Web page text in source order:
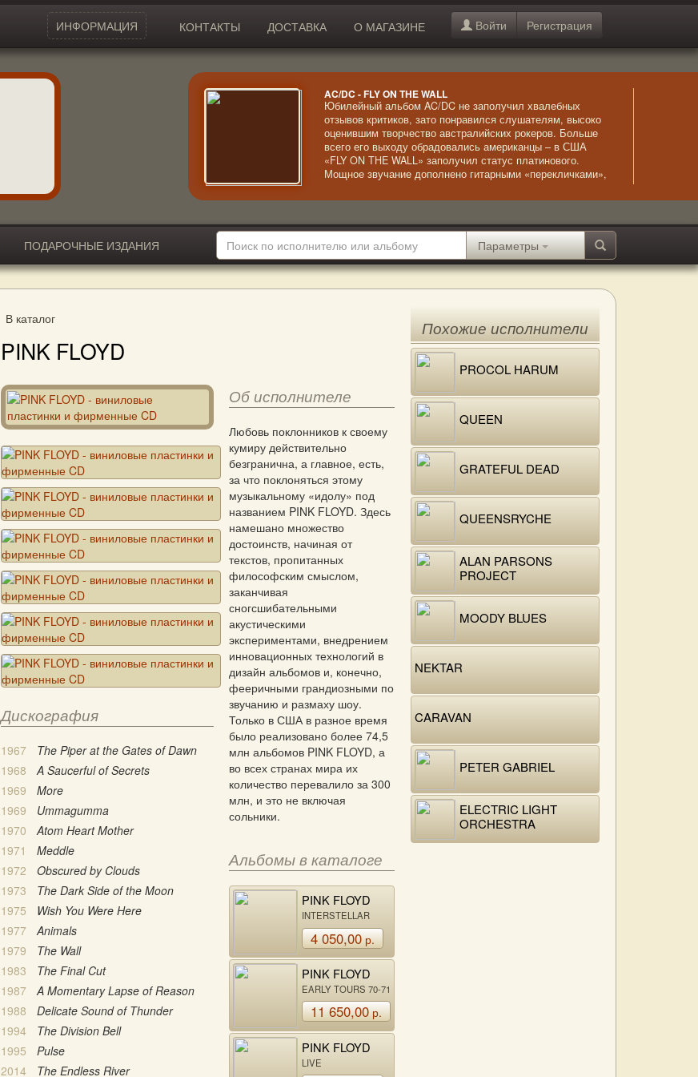
ИНФОРМАЦИЯ КОНТАКТЫ ДОСТАВКА О МАГАЗИНЕ Войти Регистрация
AC/DC - FLY ON THE WALL
Юбилейный альбом AC/DC не заполучил хвалебных
отзывов критиков, зато понравился слушателям, высоко
оценившим творчество австралийских рокеров. Больше
всего его выходу обрадовались американцы – в США
«FLY ON THE WALL» заполучил статус платинового.
Мощное звучание дополнено гитарными «перекличками»,
Эффектно и здорово!
ПОДАРОЧНЫЕ ИЗДАНИЯ
Параметры
В каталог
PINK FLOYD
Дискография
1967
The Piper at the Gates of Dawn
1968
A Saucerful of Secrets
1969
More
1969
Ummagumma
1970
Atom Heart Mother
1971
Meddle
1972
Obscured by Clouds
1973
The Dark Side of the Moon
1975
Wish You Were Here
1977
Animals
1979
The Wall
1983
The Final Cut
1987
A Momentary Lapse of Reason
1988
Delicate Sound of Thunder
1994
The Division Bell
1995
Pulse
2014
The Endless River
Об исполнителе
Любовь поклонников к своему
кумиру действительно
безгранична, а главное, есть,
за что поклоняться этому
музыкальному «идолу» под
названием PINK FLOYD. Здесь
намешано множество
достоинств, начиная от
текстов, пропитанных
философским смыслом,
заканчивая
сногсшибательными
акустическими
экспериментами, внедрением
инновационных технологий в
дизайн альбомов и, конечно,
фееричными грандиозными по
звучанию и размаху шоу.
Только в США в разное время
было реализовано более 74,5
млн альбомов PINK FLOYD, а
во всех странах мира их
количество перевалило за 300
млн, и это не включая
сольники.
Альбомы в каталоге
PINK FLOYD
INTERSTELLAR
OVERDRIVE
4 050,00р.
PINK FLOYD
EARLY TOURS 70-71
11 650,00р.
PINK FLOYD
LIVE
Похожие исполнители
PROCOL HARUM
QUEEN
GRATEFUL DEAD
QUEENSRYCHE
ALAN PARSONS
PROJECT
MOODY BLUES
NEKTAR
CARAVAN
PETER GABRIEL
ELECTRIC LIGHT
ORCHESTRA